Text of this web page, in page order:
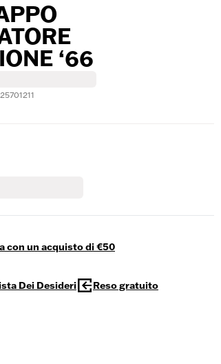
‘66
con un acquisto di €50
Dei Desideri Reso gratuito